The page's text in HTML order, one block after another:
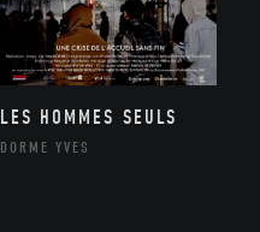
LES HOMMES SEULS
DORME YVES